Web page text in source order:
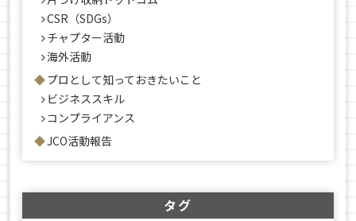
CSR（SDGs）
チャプター活動
海外活動
プロとして知っておきたいこと
ビジネススキル
コンプライアンス
JCO活動報告
タグ